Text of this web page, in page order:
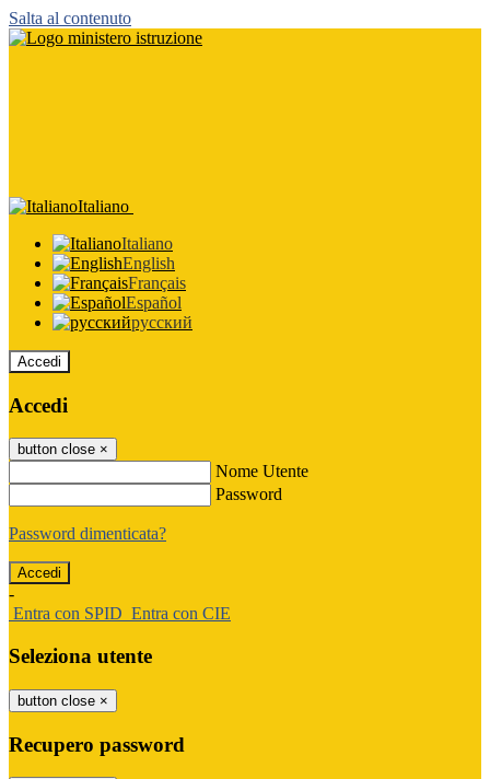
Salta al contenuto
Italiano
Italiano
English
Français
Español
русский
Accedi
Accedi
button close ×
Nome Utente
Password
Password dimenticata?
-
Entra con SPID Entra con CIE
Seleziona utente
button close ×
Recupero password